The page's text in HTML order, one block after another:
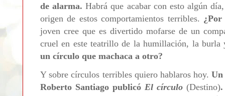
de alarma. Habrá que acabar con esto algún
origen de estos comportamientos terribles.
joven cree que es divertido mofarse de un
cruel en este teatrillo de la humillación, la
un círculo que machaca a otro?
Y sobre círculos terribles quiero hablaros hoy.Un
Roberto Santiago publicó El círculo (Destino).